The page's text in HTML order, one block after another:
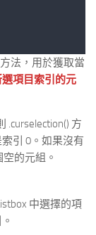
法，用於獲取當
項目索引的元
.curselection() 方
引 0。如果沒有
的元組。
中選擇的項